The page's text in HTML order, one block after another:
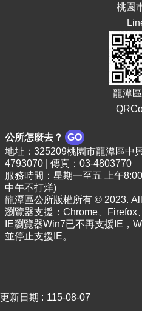
用與當時建築桃園大圳相同
桃園
龍潭
公所怎麼去？ GO
地址：325209桃園市龍潭區中
4793070 | 傳真：03-4803770
服務時間：星期一至五 上午
中午不打烊)
龍潭區公所版權所有 © 2023.
瀏覽器支援：Chrome、Firefox
IE瀏覽器Win7已不再支援IE，
並停止支援IE。
更新日期 115-08-07